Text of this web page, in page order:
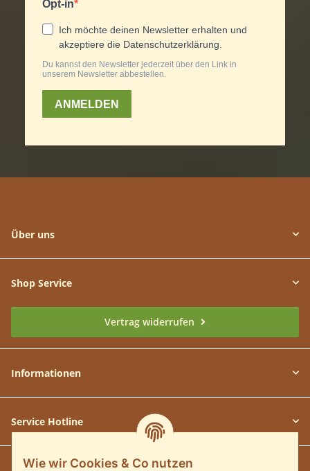
Wie wir Cookies & Co nutzen
Über uns
Shop Service
Vertrag widerrufen
Informationen
Service Hotline